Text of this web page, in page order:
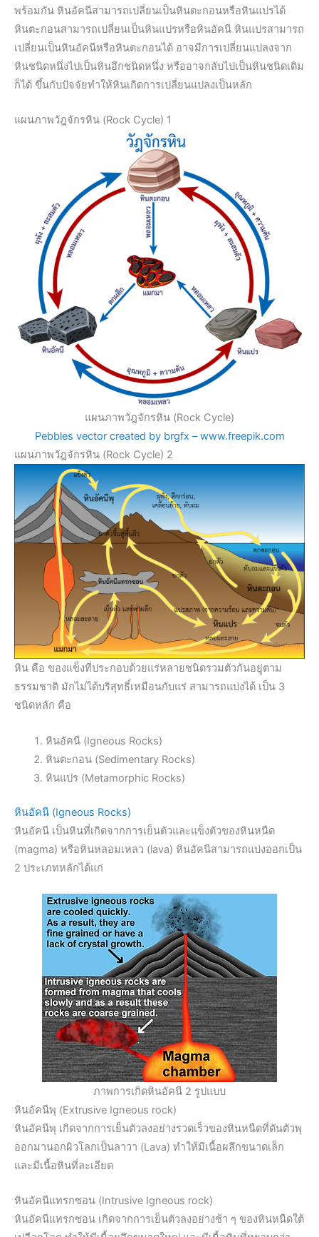
พร้อมกัน หินอัคนีสามารถเปลี่ยนเป็นหินตะกอนหรือหินแปรได้
หินตะกอนสามารถเปลี่ยนเป็นหินแปรหรือหินอัคนี หินแปรสามารถ
เปลี่ยนเป็นหินอัคนีหรือหินตะกอนได้ อาจมีการเปลี่ยนแปลงจาก
หินชนิดหนึ่งไปเป็นหินอีกชนิดหนึ่ง หรืออาจกลับไปเป็นหินชนิดเดิม
ก็ได้ ขึ้นกับปัจจัยทำให้หินเกิดการเปลี่ยนแปลงเป็นหลัก
แผนภาพวัฎจักรหิน (Rock Cycle) 1
แผนภาพวัฎจักรหิน (Rock Cycle)
Pebbles vector created by brgfx – www.freepik.com
แผนภาพวัฎจักรหิน (Rock Cycle) 2
หิน คือ ของแข็งที่ประกอบด้วยแร่หลายชนิดรวมตัวกันอยู่ตาม
ธรรมชาติ มักไม่ได้บริสุทธิ์เหมือนกับแร่ สามารถแบ่งได้ เป็น 3
ชนิดหลัก คือ
หินอัคนี (Igneous Rocks)
หินตะกอน (Sedimentary Rocks)
หินแปร (Metamorphic Rocks)
หินอัคนี (Igneous Rocks)
หินอัคนี เป็นหินที่เกิดจากการเย็นตัวและแข็งตัวของหินหนืด
(magma) หรือหินหลอมเหลว (lava) หินอัคนีสามารถแบ่งออกเป็น
2 ประเภทหลักได้แก่
ภาพการเกิดหินอัคนี 2 รูปแบบ
หินอัคนีพุ (Extrusive Igneous rock)
หินอัคนีพุ เกิดจากการเย็นตัวลงอย่างรวดเร็วของหินหนืดที่ดันตัวพุ
ออกมานอกผิวโลกเป็นลาวา (Lava) ทำให้มีเนื้อผลึกขนาดเล็ก
และมีเนื้อหินที่ละเอียด
หินอัคนีแทรกซอน (Intrusive Igneous rock)
หินอัคนีแทรกซอน เกิดจากการเย็นตัวลงอย่างช้า ๆ ของหินหนืดใต้